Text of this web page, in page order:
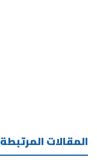
المقالات المرتبطة